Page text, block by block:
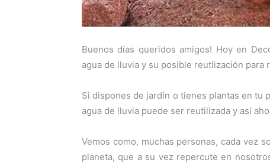
Buenos días queridos amigos! Hoy en
agua de lluvia y su posible reutlización para
Si dispones de jardín o tienes plantas en tu
agua de lluvia puede ser reutilizada y así
Vemos como, muchas personas, cada vez
planeta, que a su vez repercute en